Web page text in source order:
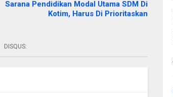
Sarana Pendidikan Modal Utama SDM Di
Kotim, Harus Di Prioritaskan
DISQUS: